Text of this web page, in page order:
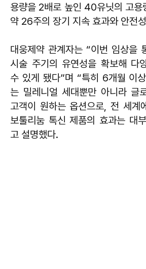
용량을 2배로 높인 40유닛의 고용
약 26주의 장기 지속 효과와 안전
대웅제약 관계자는 “이번 임상을
시술 주기의 유연성을 확보해 다
수 있게 됐다”며 “특히 6개월 이
는 밀레니얼 세대뿐만 아니라 글
고객이 원하는 옵션으로, 전 세계
보툴리눔 톡신 제품의 효과는 대
고 설명했다.